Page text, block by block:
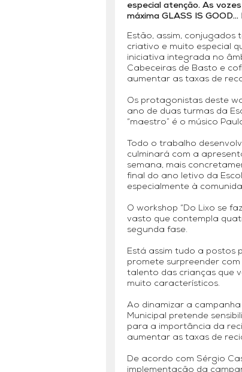
especial atenção. As
máxima GLASS IS GOOD…
Estão, assim,
criativo e muito especial
iniciativa integrada no
Cabeceiras de Basto e
aumentar as taxas de
Os protagonistas deste
ano de duas turmas da
“maestro” é o músico
Todo o trabalho
culminará com a
semana, mais
final do ano letivo da
especialmente à
O workshop “Do Lixo se
vasto que contempla
segunda fase.
Está assim tudo a postos
promete surpreender
talento das crianças que
muito característicos.
Ao dinamizar a campanha
Municipal pretende
para a importância da
aumentar as taxas de
De acordo com Sérgio
implementação da